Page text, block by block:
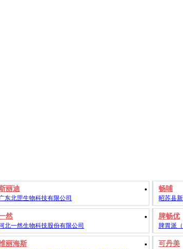
丽迪
东北罡生物科技有限公司
畅哺
昭苏县
然
北一然生物科技股份有限公司
脾畅优
脾胃派
丽海斯 可丹美